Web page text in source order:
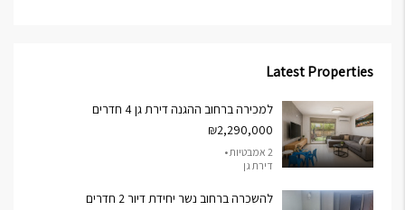
Latest Properties
למכירה ברחוב ההגנה דירת גן 4 חדרים
₪2,290,000
2 אמבטיות •
דירת גן
להשכרה ברחוב נשר יחידת דיור 2 חדרים